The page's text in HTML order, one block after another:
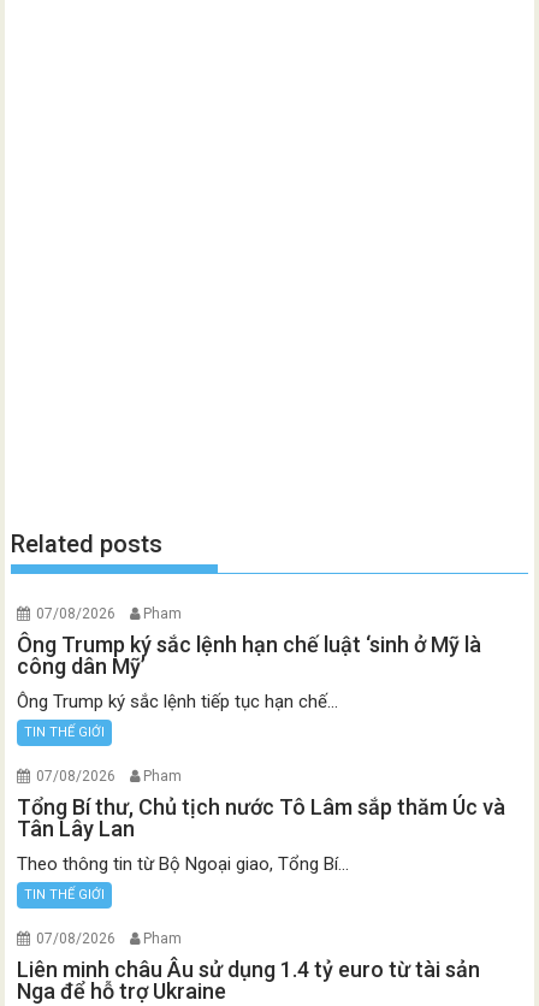
Related posts
07/08/2026 Pham
Ông Trump ký sắc lệnh hạn chế luật ‘sinh ở Mỹ là
công dân Mỹ’
Ông Trump ký sắc lệnh tiếp tục hạn chế...
TIN THẾ GIỚI
07/08/2026 Pham
Tổng Bí thư, Chủ tịch nước Tô Lâm sắp thăm Úc và
Tân Lây Lan
Theo thông tin từ Bộ Ngoại giao, Tổng Bí...
TIN THẾ GIỚI
07/08/2026 Pham
Liên minh châu Âu sử dụng 1.4 tỷ euro từ tài sản
Nga để hỗ trợ Ukraine